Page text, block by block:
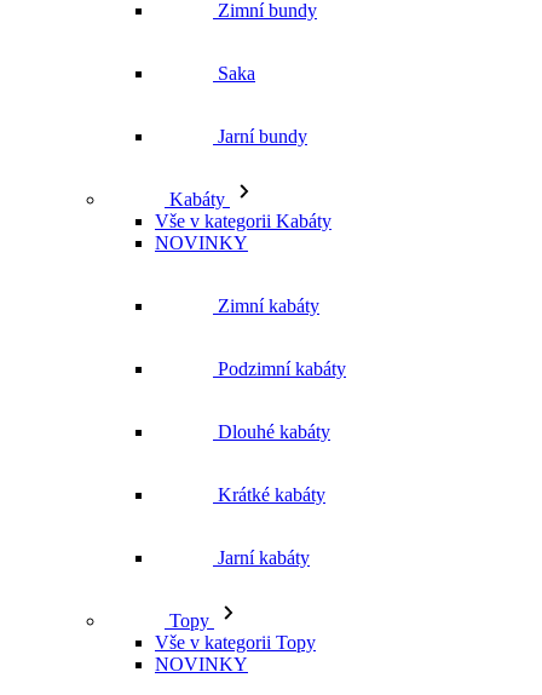
Zimní bundy
Saka
Jarní bundy
Kabáty
Vše v kategorii Kabáty
NOVINKY
Zimní kabáty
Podzimní kabáty
Dlouhé kabáty
Krátké kabáty
Jarní kabáty
Topy
Vše v kategorii Topy
NOVINKY